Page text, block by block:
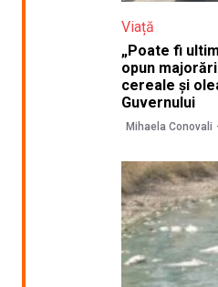
Viață
„Poate fi
opun
cereale și
Guvernului
Mihaela Conovali